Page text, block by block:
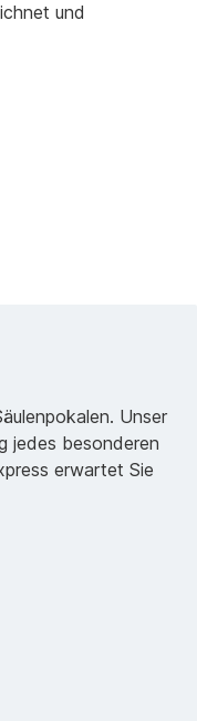
und
Unser
jedes besonderen
erwartet Sie